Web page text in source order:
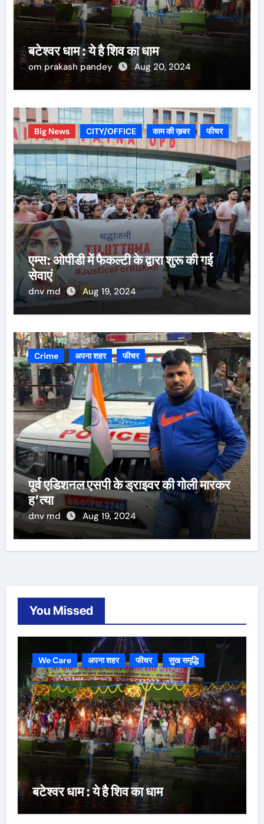
बटेश्वर धाम : ये है शिव का धाम
om prakash pandey Aug 20, 2024
Big News CITY/OFFICE काम की ख़बर फीचर
एम्स: ओपीडी में फैकल्टी के द्वारा शुरू की गई
सेवाएं
dnv md Aug 19, 2024
Crime अपना शहर फीचर
पूर्व एडिशनल एसपी के ड्राइवर की गोली मारकर
ह’त्या
dnv md Aug 19, 2024
You Missed
We Care अपना शहर फीचर सुख समृद्धि
बटेश्वर धाम : ये है शिव का धाम